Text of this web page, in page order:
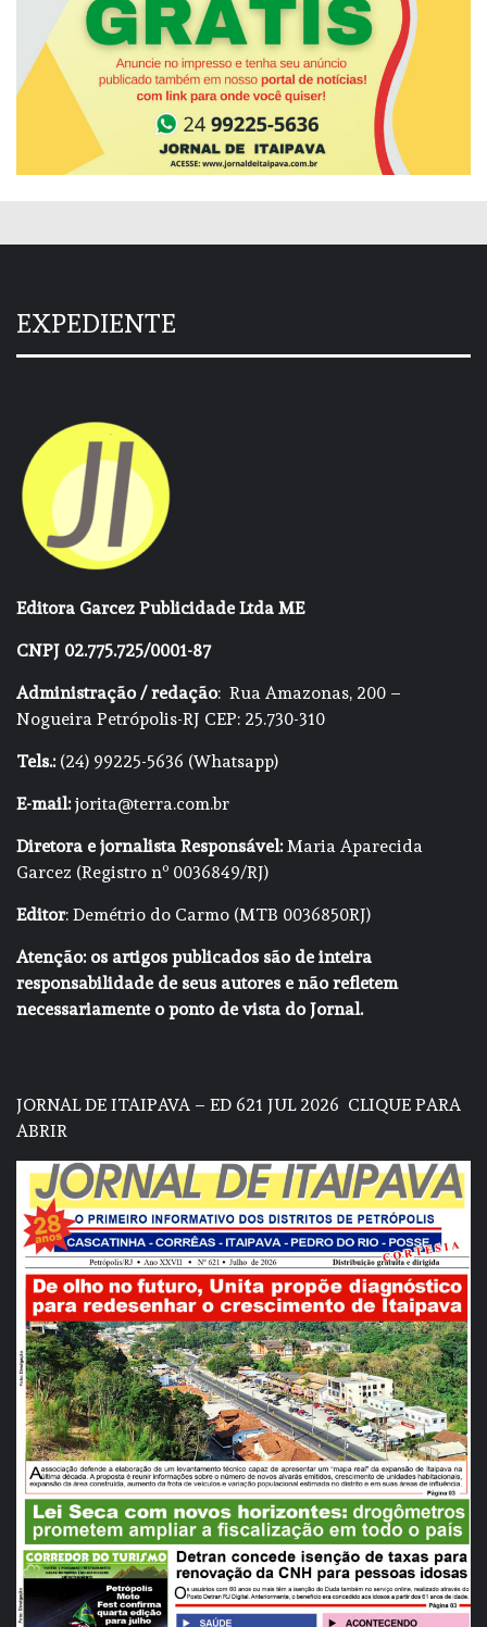
EXPEDIENTE
Editora Garcez Publicidade Ltda ME
CNPJ 02.775.725/0001-87
Administração / redação: Rua Amazonas, 200 –
Nogueira Petrópolis-RJ CEP: 25.730-310
Tels.:(24) 99225-5636 (Whatsapp)
E-mail:jorita@terra.com.br
Diretora e jornalista Responsável:Maria Aparecida
Garcez (Registro nº 0036849/RJ)
Editor: Demétrio do Carmo (MTB 0036850RJ)
Atenção: os artigos publicados são de inteira
responsabilidade de seus autores e não refletem
necessariamente o ponto de vista do Jornal.
JORNAL DE ITAIPAVA – ED 621 JUL 2026 CLIQUE PARA
ABRIR